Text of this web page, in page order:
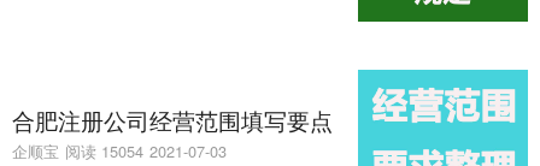
合肥注册公司经营范围填写要点
企顺宝 阅读 15054 2021-07-03